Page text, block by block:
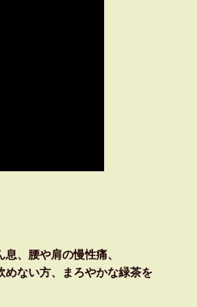
、腰や肩の慢性痛、
めない方、まろやかな緑茶を